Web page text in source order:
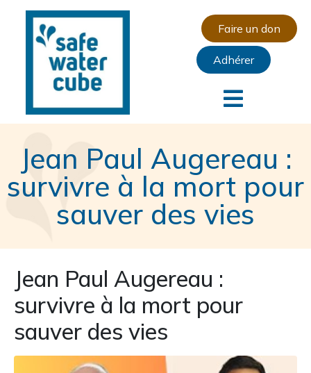
Faire un don
Adhérer
Jean Paul Augereau :
survivre à la mort pour
sauver des vies
Jean Paul Augereau :
survivre à la mort pour
sauver des vies